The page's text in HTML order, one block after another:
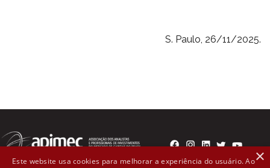
S. Paulo, 26/11/2025.
×
Este website usa cookies para melhorar a experiência do usuário. Ao